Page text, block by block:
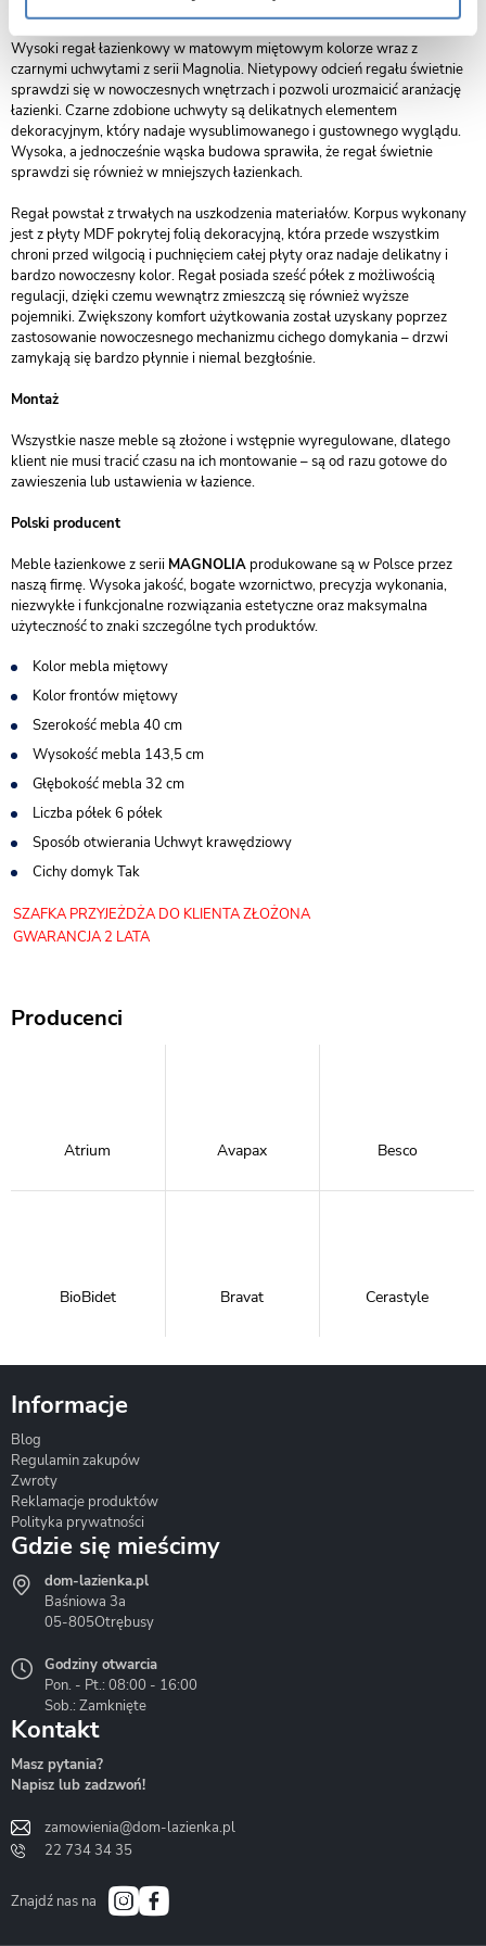
Komfort użytkowania i wysoka odporność
Wysoki regał łazienkowy w matowym miętowym kolorze wraz z
czarnymi uchwytami z serii Magnolia. Nietypowy odcień regału świetnie
sprawdzi się w nowoczesnych wnętrzach i pozwoli urozmaicić aranżację
łazienki. Czarne zdobione uchwyty są delikatnych elementem
dekoracyjnym, który nadaje wysublimowanego i gustownego wyglądu.
Wysoka, a jednocześnie wąska budowa sprawiła, że regał świetnie
sprawdzi się również w mniejszych łazienkach.
Regał powstał z trwałych na uszkodzenia materiałów. Korpus wykonany
jest z płyty MDF pokrytej folią dekoracyjną, która przede wszystkim
chroni przed wilgocią i puchnięciem całej płyty oraz nadaje delikatny i
bardzo nowoczesny kolor. Regał posiada sześć półek z możliwością
regulacji, dzięki czemu wewnątrz zmieszczą się również wyższe
pojemniki. Zwiększony komfort użytkowania został uzyskany poprzez
zastosowanie nowoczesnego mechanizmu cichego domykania – drzwi
zamykają się bardzo płynnie i niemal bezgłośnie.
Montaż
Wszystkie nasze meble są złożone i wstępnie wyregulowane, dlatego
klient nie musi tracić czasu na ich montowanie – są od razu gotowe do
zawieszenia lub ustawienia w łazience.
Polski producent
Meble łazienkowe z serii MAGNOLIA produkowane są w Polsce przez
naszą firmę. Wysoka jakość, bogate wzornictwo, precyzja wykonania,
niezwykłe i funkcjonalne rozwiązania estetyczne oraz maksymalna
użyteczność to znaki szczególne tych produktów.
Kolor mebla miętowy
Kolor frontów miętowy
Szerokość mebla 40 cm
Wysokość mebla 143,5 cm
Głębokość mebla 32 cm
Liczba półek 6 półek
Sposób otwierania Uchwyt krawędziowy
Cichy domyk Tak
SZAFKA PRZYJEŻDŻA DO KLIENTA ZŁOŻONA
GWARANCJA 2 LATA
Producenci
Atrium Avapax Besco
BioBidet Bravat Cerastyle
Hydrostop
Liveno
Bath&Spa
Informacje
Blog
Regulamin zakupów
Zwroty
Reklamacje produktów
Polityka prywatności
Gdzie się mieścimy
dom-lazienka.pl
Baśniowa 3a
05-805Otrębusy
Godziny otwarcia
Pon. - Pt.: 08:00 - 16:00
Sob.: Zamknięte
Kontakt
Masz pytania?
Napisz lub zadzwoń!
zamowienia@dom-lazienka.pl
22 734 34 35
Znajdź nas na